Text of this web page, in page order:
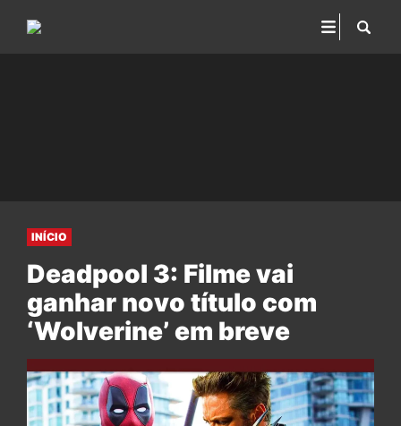
INÍCIO
Deadpool 3: Filme vai
ganhar novo título com
‘Wolverine’ em breve